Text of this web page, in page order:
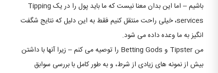
باشیم – اما این بدان معنا نیست که ما باید پول را در یک Tipping
services، خیلی راحت منتقل کنیم فقط به این دلیل که نتایج شگفت
انگیز به ما وعده داده می شود.
من Tipster و ​​Betting Gods را توصیه می کنم – زیرا آنها با داشتن
بیش از نمونه های زیادی از شرط، و به طور کامل با بررسی سوابق